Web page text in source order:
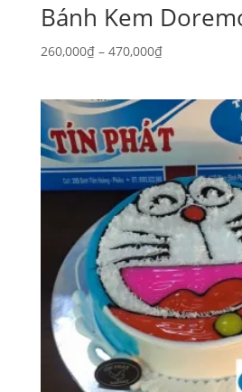
Bánh Kem
260,000₫ – 470,000₫Khoảng
260,000₫
đến
470,000₫